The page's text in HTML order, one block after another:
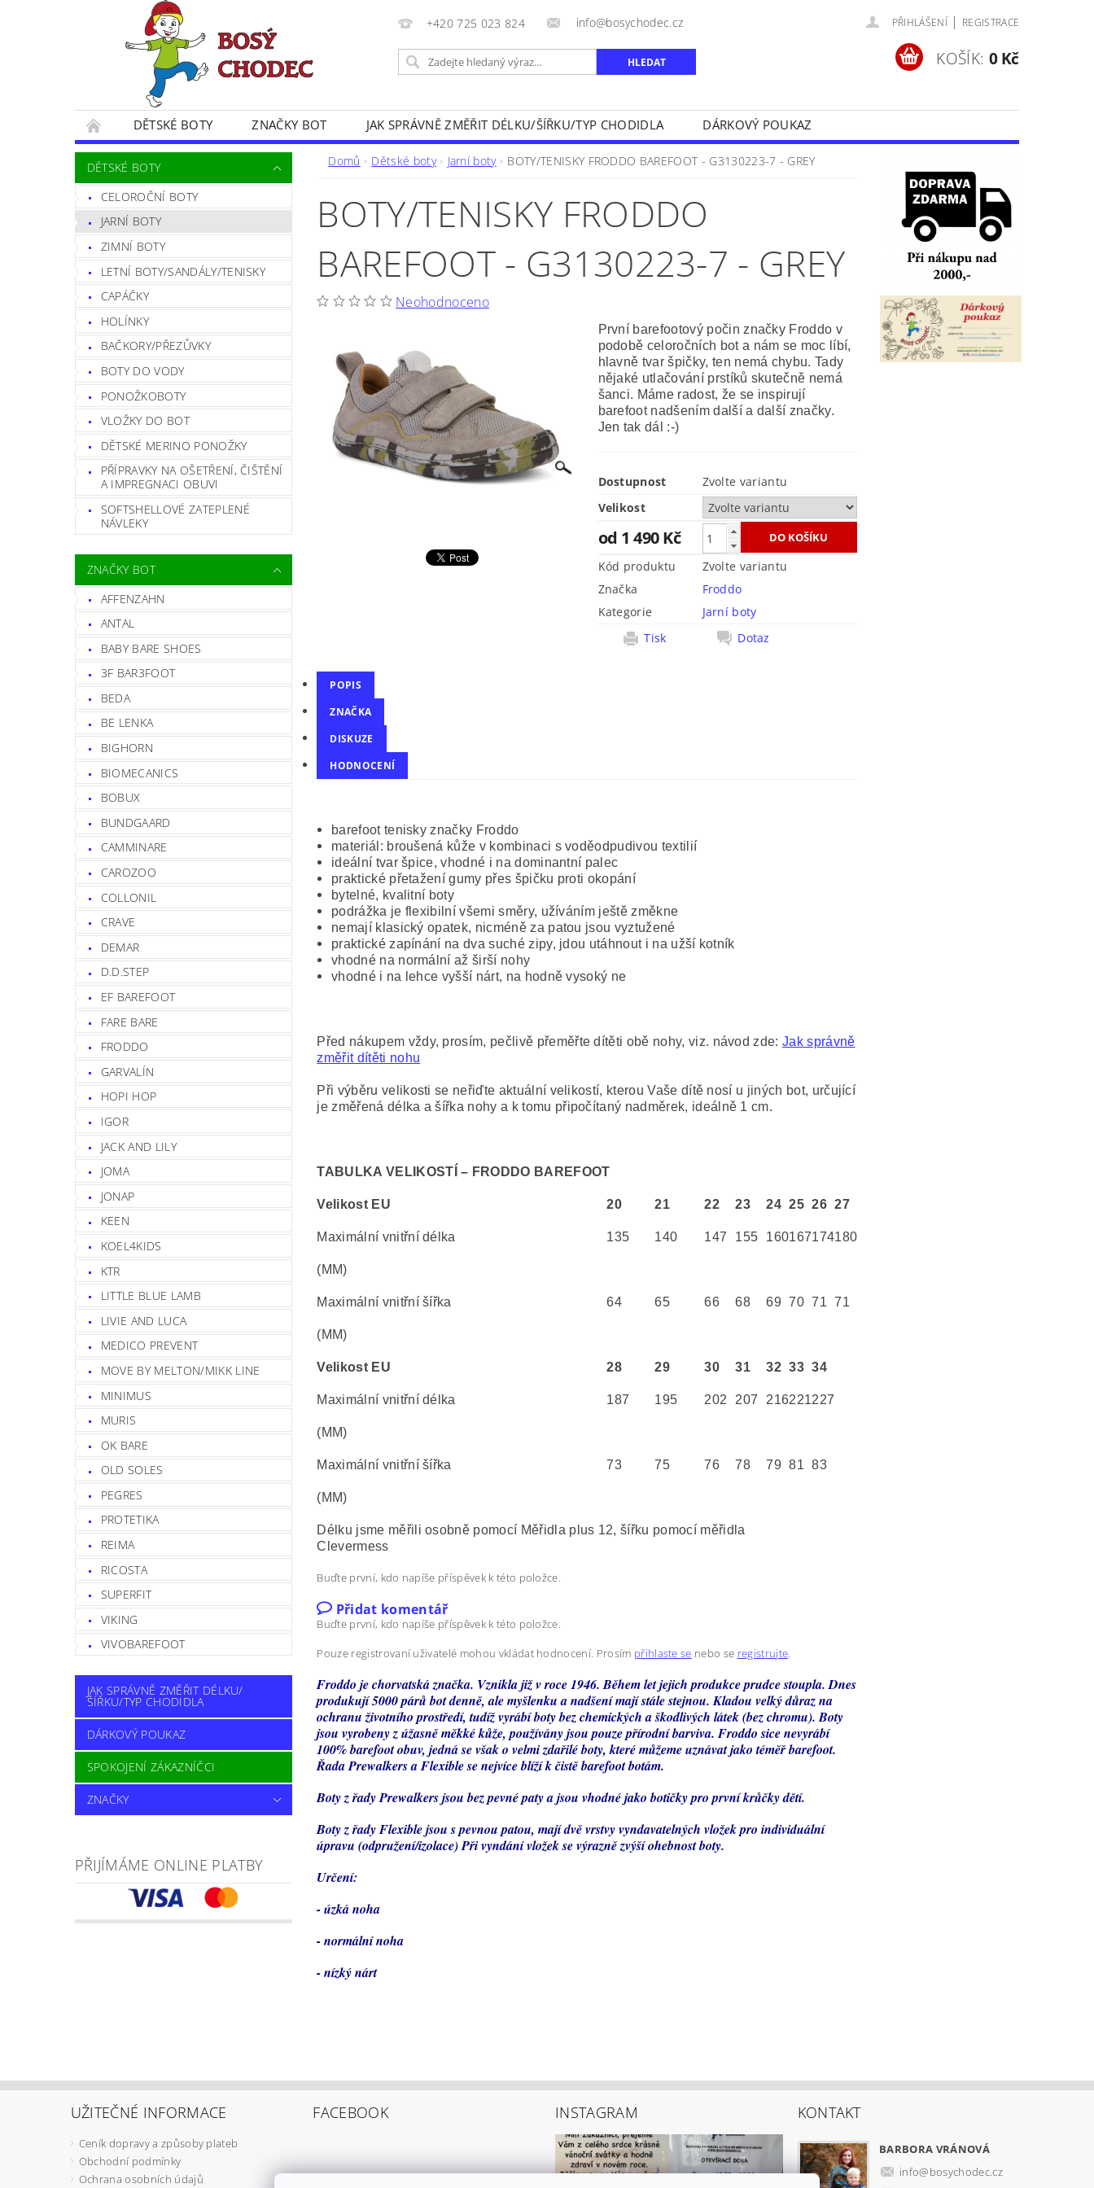
+420 725 023 824 info@bosychodec.cz PŘIHLÁŠENÍ | REGISTRACE
KOŠÍK: 0 Kč
DĚTSKÉ BOTY ZNAČKY BOT JAK SPRÁVNĚ ZMĚŘIT DÉLKU/ŠÍŘKU/TYP CHODIDLA
DÁRKOVÝ POUKAZ
SPOKOJENÍ ZÁKAZNÍČCI
BLOG CENÍK DOPRAVY A ZPŮSOBY PLATEB OBCHODNÍ PODMÍNKY
OCHRANA OSOBNÍCH ÚDAJŮ
POSTUP PŘI VRÁCENÍ ZBOŽÍ
DĚTSKÉ BOTY
CELOROČNÍ BOTY
JARNÍ BOTY
ZIMNÍ BOTY
LETNÍ BOTY/SANDÁLY/TENISKY
CAPÁČKY
HOLÍNKY
BAČKORY/PŘEZŮVKY
BOTY DO VODY
PONOŽKOBOTY
VLOŽKY DO BOT
DĚTSKÉ MERINO PONOŽKY
PŘÍPRAVKY NA OŠETŘENÍ, ČIŠTĚNÍ
A IMPREGNACI OBUVI
SOFTSHELLOVÉ ZATEPLENÉ
NÁVLEKY
ZNAČKY BOT
AFFENZAHN
ANTAL
BABY BARE SHOES
3F BAR3FOOT
BEDA
BE LENKA
BIGHORN
BIOMECANICS
BOBUX
BUNDGAARD
CAMMINARE
CAROZOO
COLLONIL
CRAVE
DEMAR
D.D.STEP
EF BAREFOOT
FARE BARE
FRODDO
GARVALÍN
HOPI HOP
IGOR
JACK AND LILY
JOMA
JONAP
KEEN
KOEL4KIDS
KTR
LITTLE BLUE LAMB
LIVIE AND LUCA
MEDICO PREVENT
MOVE BY MELTON/MIKK LINE
MINIMUS
MURIS
OK BARE
OLD SOLES
PEGRES
PROTETIKA
REIMA
RICOSTA
SUPERFIT
VIKING
VIVOBAREFOOT
JAK SPRÁVNĚ ZMĚŘIT DÉLKU/
ŠÍŘKU/TYP CHODIDLA
DÁRKOVÝ POUKAZ
SPOKOJENÍ ZÁKAZNÍČCI
ZNAČKY
PŘIJÍMÁME ONLINE PLATBY
Domů Dětské boty Jarní boty BOTY/TENISKY FRODDO BAREFOOT - G3130223-7 - GREY
BOTY/TENISKY FRODDO
BAREFOOT - G3130223-7 - GREY
Neohodnoceno
První barefootový počin značky Froddo v
podobě celoročních bot a nám se moc líbí,
hlavně tvar špičky, ten nemá chybu. Tady
nějaké utlačování prstíků skutečně nemá
šanci. Máme radost, že se inspirují
barefoot nadšením další a další značky.
Jen tak dál :-)
Dostupnost
Zvolte variantu
Velikost
od 1 490 Kč
Kód produktu
Zvolte variantu
Značka
Froddo
Kategorie
Jarní boty
Tisk
Dotaz
POPIS
ZNAČKA
DISKUZE
HODNOCENÍ
barefoot tenisky značky Froddo
materiál: broušená kůže v kombinaci s voděodpudivou textilií
ideální tvar špice, vhodné i na dominantní palec
praktické přetažení gumy přes špičku proti okopání
bytelné, kvalitní boty
podrážka je flexibilní všemi směry, užíváním ještě změkne
nemají klasický opatek, nicméně za patou jsou vyztužené
praktické zapínání na dva suché zipy, jdou utáhnout i na užší kotník
vhodné na normální až širší nohy
vhodné i na lehce vyšší nárt, na hodně vysoký ne
Před nákupem vždy, prosím, pečlivě přeměřte dítěti obě nohy, viz. návod zde:Jak správně
změřit dítěti nohu
Při výběru velikosti se neřiďte aktuální velikostí, kterou Vaše dítě nosí u jiných bot, určující
je změřená délka a šířka nohy a k tomu připočítaný nadměrek, ideálně 1 cm.
TABULKA VELIKOSTÍ – FRODDO BAREFOOT
Velikost EU 20 21 22 23 24 25 26 27
Maximální vnitřní délka 135 140 147 155 160167174180
(MM)
Maximální vnitřní šířka 64 65 66 68 69 70 71 71
(MM)
Velikost EU 28 29 30 31 32 33 34
Maximální vnitřní délka 187 195 202 207 216221227
(MM)
Maximální vnitřní šířka 73 75 76 78 79 81 83
(MM)
Délku jsme měřili osobně pomocí Měřidla plus 12, šířku pomocí měřidla
Clevermess
Buďte první, kdo napíše příspěvek k této položce.
Přidat komentář
Buďte první, kdo napíše příspěvek k této položce.
Pouze registrovaní uživatelé mohou vkládat hodnocení. Prosím přihlaste se nebo se registrujte.
Froddo je chorvatská značka. Vznikla již v roce 1946. Během let jejich produkce prudce stoupla. Dnes
produkují 5000 párů bot denně, ale myšlenku a nadšení mají stále stejnou. Kladou velký důraz na
ochranu životního prostředí, tudíž vyrábí boty bez chemických a škodlivých látek (bez chromu). Boty
jsou vyrobeny z úžasně měkké kůže, používány jsou pouze přírodní barviva. Froddo sice nevyrábí
100% barefoot obuv, jedná se však o velmi zdařilé boty, které můžeme uznávat jako téměř barefoot.
Řada Prewalkers a Flexible se nejvíce blíží k čistě barefoot botám.
Boty z řady Prewalkers jsou bez pevné paty a jsou vhodné jako botičky pro první krůčky dětí.
Boty z řady Flexible jsou s pevnou patou, mají dvě vrstvy vyndavatelných vložek pro individuální
úpravu (odpružení/izolace) Při vyndání vložek se výrazně zvýší ohebnost boty.
Určení:
- úzká noha
- normální noha
- nízký nárt
UŽITEČNÉ INFORMACE
Ceník dopravy a způsoby plateb
Obchodní podmínky
Ochrana osobních údajů
FACEBOOK INSTAGRAM KONTAKT
BARBORA VRÁNOVÁ
info@bosychodec.cz